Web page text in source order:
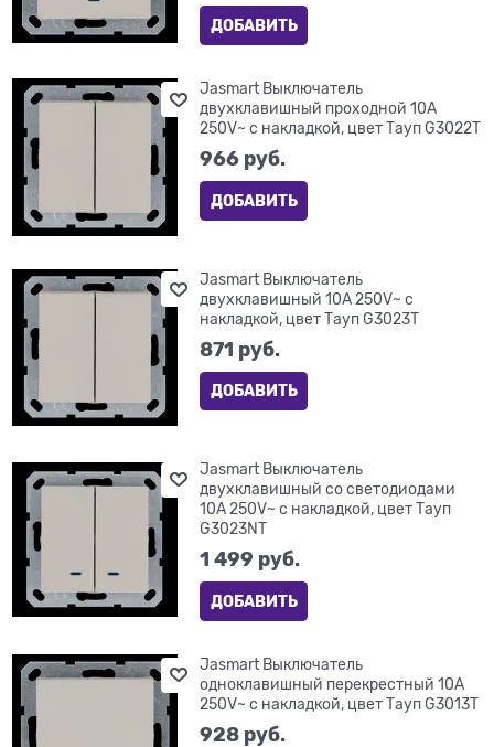
ДОБАВИТЬ
Jasmart Выключатель
двухклавишный проходной 10A
250V~ с накладкой, цвет Тауп G3022T
966 руб.
ДОБАВИТЬ
Jasmart Выключатель
двухклавишный 10A 250V~ с
накладкой, цвет Тауп G3023T
871 руб.
ДОБАВИТЬ
Jasmart Выключатель
двухклавишный со светодиодами
10A 250V~ с накладкой, цвет Тауп
G3023NT
1 499 руб.
ДОБАВИТЬ
Jasmart Выключатель
одноклавишный перекрестный 10A
250V~ с накладкой, цвет Тауп G3013T
928 руб.